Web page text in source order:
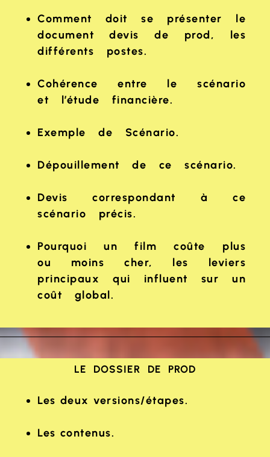
Comment doit se présenter le
document devis de prod, les
différents postes.
Cohérence entre le scénario
et l’étude financière.
Exemple de Scénario.
Dépouillement de ce scénario.
Devis correspondant à ce
scénario précis.
Pourquoi un film coûte plus
ou moins cher, les leviers
principaux qui influent sur un
coût global.
LE DOSSIER DE PROD
Les deux versions/étapes.
Les contenus.